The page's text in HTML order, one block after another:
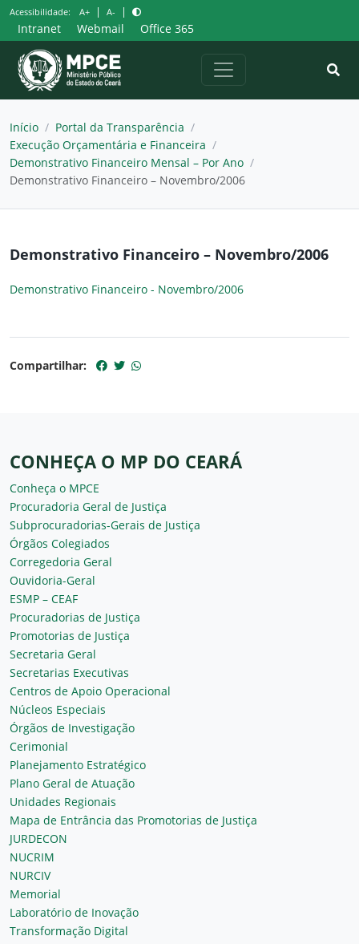
Pular
para
o
conteúdo
Acessibilidade: A+ | A- |
Intranet Webmail Office 365
Início / Portal da Transparência /
Execução Orçamentária e Financeira /
Demonstrativo Financeiro Mensal – Por Ano /
Demonstrativo Financeiro – Novembro/2006
Demonstrativo Financeiro – Novembro/2006
Demonstrativo Financeiro - Novembro/2006
Compartilhar:
CONHEÇA O MP DO CEARÁ
Conheça o MPCE
Procuradoria Geral de Justiça
Subprocuradorias-Gerais de Justiça
Órgãos Colegiados
Corregedoria Geral
Ouvidoria-Geral
ESMP – CEAF
Procuradorias de Justiça
Promotorias de Justiça
Secretaria Geral
Secretarias Executivas
Centros de Apoio Operacional
Núcleos Especiais
Órgãos de Investigação
Cerimonial
Planejamento Estratégico
Plano Geral de Atuação
Unidades Regionais
Mapa de Entrância das Promotorias de Justiça
JURDECON
NUCRIM
NURCIV
Memorial
Laboratório de Inovação
Transformação Digital